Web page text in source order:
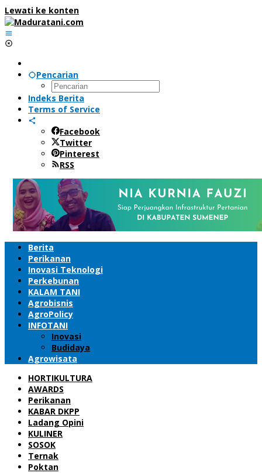
Lewati ke konten
Pencarian
Indeks Berita
Terms of Service
Facebook
Twitter
Pinterest
RSS
Berita
Perikanan
Inovasi Teknologi
Perkebunan
KALAM TANI
Agrobisnis
AgroPolicy
INFOTANI
Inovasi
Budidaya
Agrowisata
HORTIKULTURA
AWARDS
Perikanan
KABAR DKPP
Ladang Opini
KULINER
SOSOK
Ternak
Poktan